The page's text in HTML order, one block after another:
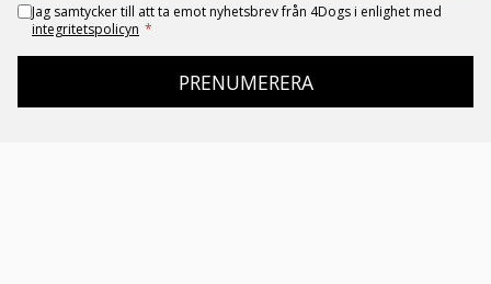
Jag samtycker till att ta emot nyhetsbrev från 4Dogs i enlighet med
integritetspolicyn *
PRENUMERERA